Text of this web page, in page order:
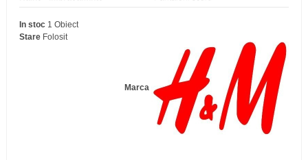
Marca
In stoc 1 Obiect
Stare Folosit